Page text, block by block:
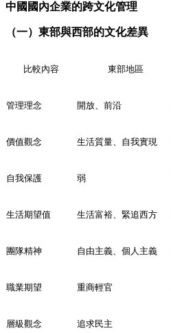
中國國內企業的跨文化管理
（一）東部與西部的文化差異
比較內容 東部地區
管理理念 開放、前沿
價值觀念 生活質量、自我實現
自我保護 弱
生活期望值 生活富裕、緊追西方
團隊精神 自由主義、個人主義
職業期望 重商輕官
層級觀念 追求民主